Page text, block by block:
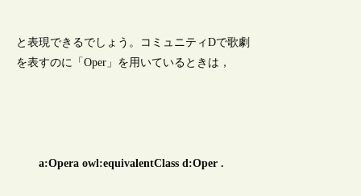
と表現できるでしょう。コミュニティDで歌劇
を表すのに「Oper」を用いているときは，
a:Opera owl:equivalentClass d:Oper .